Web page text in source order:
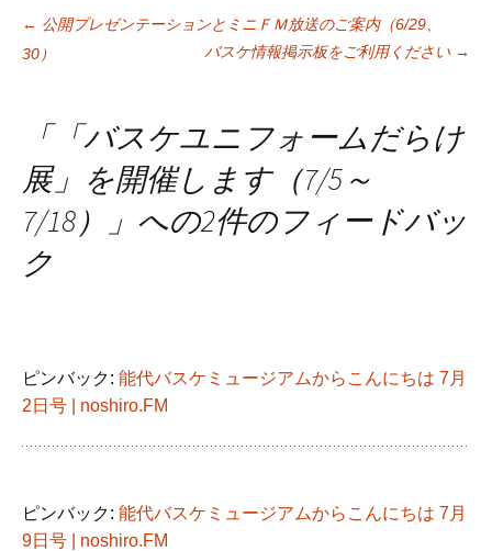
投
稿
ナ
ビ
ー
シ
ョ
← 公開プレゼンテーションとミニＦＭ放送のご案内（6/29、
30）
バスケ情報掲示板をご利用ください →
「「バスケユニフォームだらけ
展」を開催します（7/5～
7/18）
」への2件のフィードバッ
ク
ピンバック: 能代バスケミュージアムからこんにちは 7月
2日号 | noshiro.FM
ピンバック: 能代バスケミュージアムからこんにちは 7月
9日号 | noshiro.FM